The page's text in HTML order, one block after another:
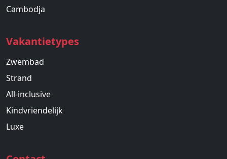
Cambodja
Vakantietypes
Zwembad
Strand
All-inclusive
Kindvriendelijk
Luxe